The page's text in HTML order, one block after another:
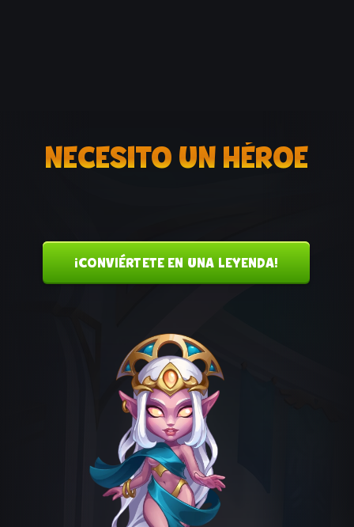
NECESITO UN HÉROE
¡CONVIÉRTETE EN UNA LEYENDA!